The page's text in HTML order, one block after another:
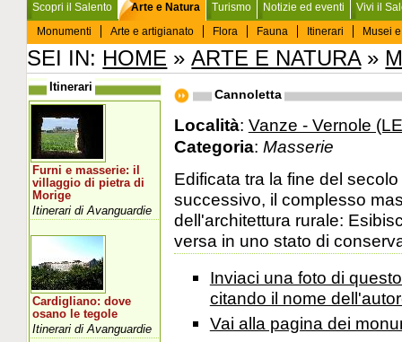
Scopri il Salento
Arte e Natura
Monumenti
Arte e artigianato Flora Fauna Itinerari Musei
Turismo Notizie ed eventi Vivi il
SEI IN: HOME »ARTE E NATURA»
Cannoletta
Località: Vanze - Vernole
Categoria: Masserie
Edificata tra la fine del
successivo, il complesso
dell'architettura rurale:
versa in uno stato di
Inviaci una foto di
citando il nome
Vai alla pagina dei
Itinerari
Furni e masserie: il
villaggio di pietra di
Morige
Itinerari di Avanguardie
Cardigliano: dove
osano le tegole
Itinerari di Avanguardie